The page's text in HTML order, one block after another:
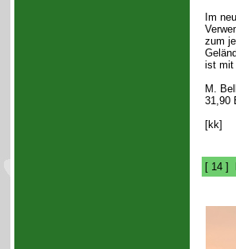
Im
zum
ist mit
M.
31,90
[kk]
[ 14 ]